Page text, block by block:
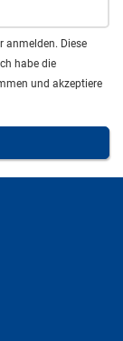
anmelden. Diese
habe die
und akzeptiere